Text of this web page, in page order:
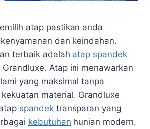
atap pastikan anda
dan keindahan.
terbaik adalah atap spandek
Atap ini menawarkan
yang maksimal tanpa
material. Grandluxe
spandek transparan yang
kebutuhan hunian modern.